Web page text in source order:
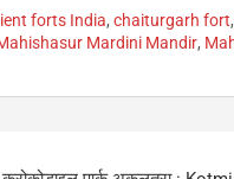
forts India, chaiturgarh fort,
Mardini Mandir,